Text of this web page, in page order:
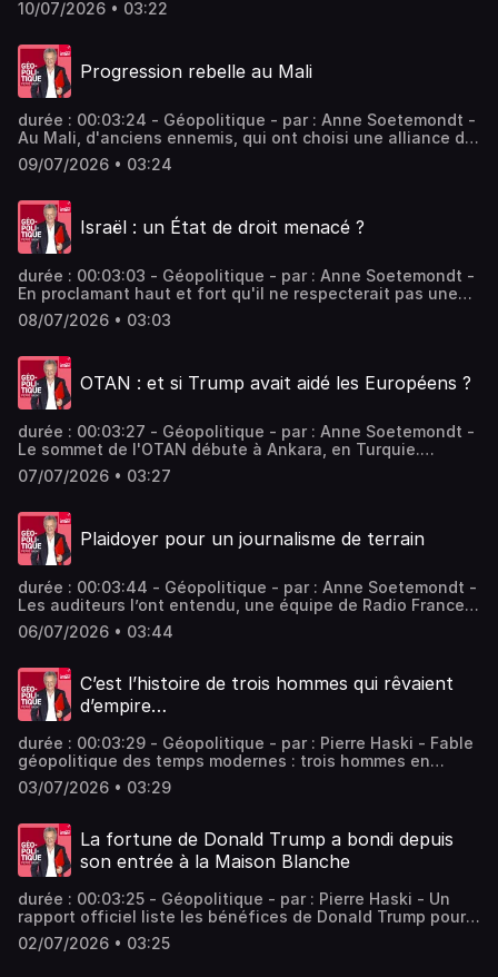
Ce geste symbolique illustre les réformes engagées par le
le pays. Vous aimez ce podcast ? Pour écouter tous les
épisodes sans limite, rendez-vous sur Radio France
10/07/2026 • 03:22
Progression rebelle au Mali
durée : 00:03:24 - Géopolitique - par : Anne Soetemondt -
Au Mali, d'anciens ennemis, qui ont choisi une alliance de
circonstance pour renverser la junte au pouvoir, viennent
de marquer un nouveau point. Direction Bamako? - invités
Pour écouter tous les épisodes sans limite, rendez-vous
sur Radio France
09/07/2026 • 03:24
Israël : un État de droit menacé ?
durée : 00:03:03 - Géopolitique - par : Anne Soetemondt -
En proclamant haut et fort qu'il ne respecterait pas une
décision de la Cour suprême, le premier ministre israélien
a ouvert une crise constitutionnelle et suscité des doutes
Vous aimez ce podcast ? Pour écouter tous les épisodes
sans limite, rendez-vous sur Radio France
08/07/2026 • 03:03
OTAN : et si Trump avait aidé les Européens ?
durée : 00:03:27 - Géopolitique - par : Anne Soetemondt -
Le sommet de l'OTAN débute à Ankara, en Turquie.
Comme à chaque réunion internationale depuis le retour
au pouvoir du président américain, les dirigeants
déjà changé. - invités : Anne Soetemondt Journaliste
Vous aimez ce podcast ? Pour écouter tous les épisodes
sans limite, rendez-vous sur Radio France
07/07/2026 • 03:27
Plaidoyer pour un journalisme de terrain
durée : 00:03:44 - Géopolitique - par : Anne Soetemondt -
Les auditeurs l’ont entendu, une équipe de Radio France a
obtenu l’autorisation d’entrer sur le sol iranien. Enfin. Cela
fait des mois que nous essayons. Et c'est une bonne
Journaliste Vous aimez ce podcast ? Pour écouter tous
les épisodes sans limite, rendez-vous sur Radio France
06/07/2026 • 03:44
C’est l’histoire de trois hommes qui rêvaient
d’empire…
durée : 00:03:29 - Géopolitique - par : Pierre Haski - Fable
géopolitique des temps modernes : trois hommes en
quête d’empires, Donald Trump, Vladimir Poutine et Xi
Jinping, veulent façonner le monde à leur image. Le reste
mais peut-il contrecarrer leurs plans ? Vous aimez ce
podcast ? Pour écouter tous les épisodes sans limite,
rendez-vous sur Radio France
03/07/2026 • 03:29
La fortune de Donald Trump a bondi depuis
son entrée à la Maison Blanche
durée : 00:03:25 - Géopolitique - par : Pierre Haski - Un
rapport officiel liste les bénéfices de Donald Trump pour
sa première année à la Maison Blanche : plus de 2
milliards de dollars, dont la moitié dans les
02/07/2026 • 03:25